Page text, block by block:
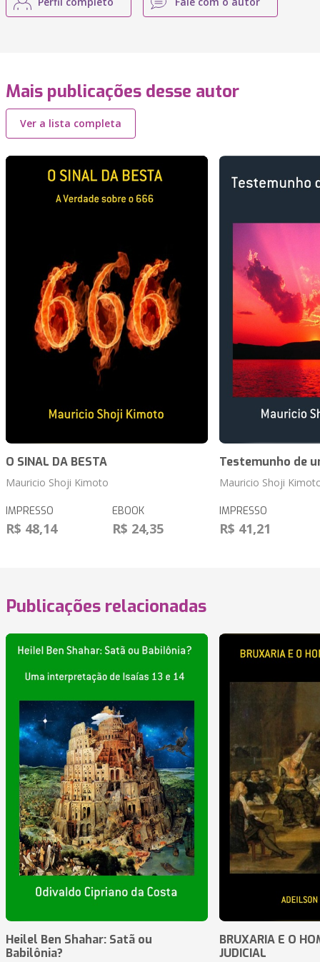
Mais publicações desse autor
Ver a lista completa
O SINAL DA BESTA
Mauricio Shoji Kimoto
IMPRESSO
R$ 48,14
EBOOK
R$ 24,35
Testemunho de
Mauricio Shoji
IMPRESSO
R$ 41,21
Publicações relacionadas
Heilel Ben Shahar: Satã ou
Babilônia?
BRUXARIA E O
JUDICIAL